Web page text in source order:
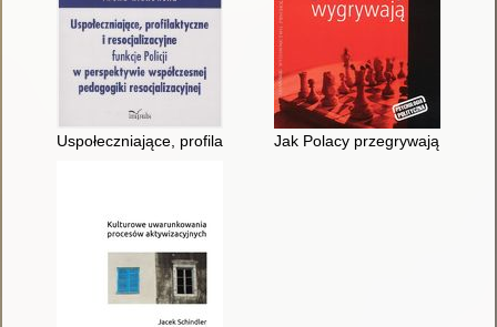
Uspołeczniające, profilaktyczne i resocjalizacyjne funkcje
Jak Polacy przegrywają, jak